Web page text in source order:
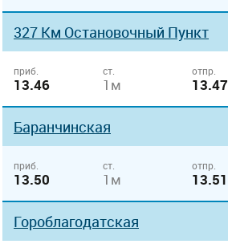
327 Км Остановочный Пункт
приб.
13.46
ст.
1м
отпр.
13.47
Баранчинская
приб.
13.50
ст.
1м
отпр.
13.51
Гороблагодатская